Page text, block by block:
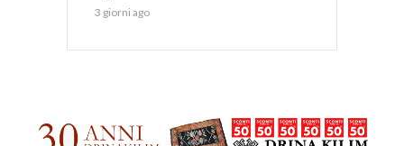
3 giorni ago